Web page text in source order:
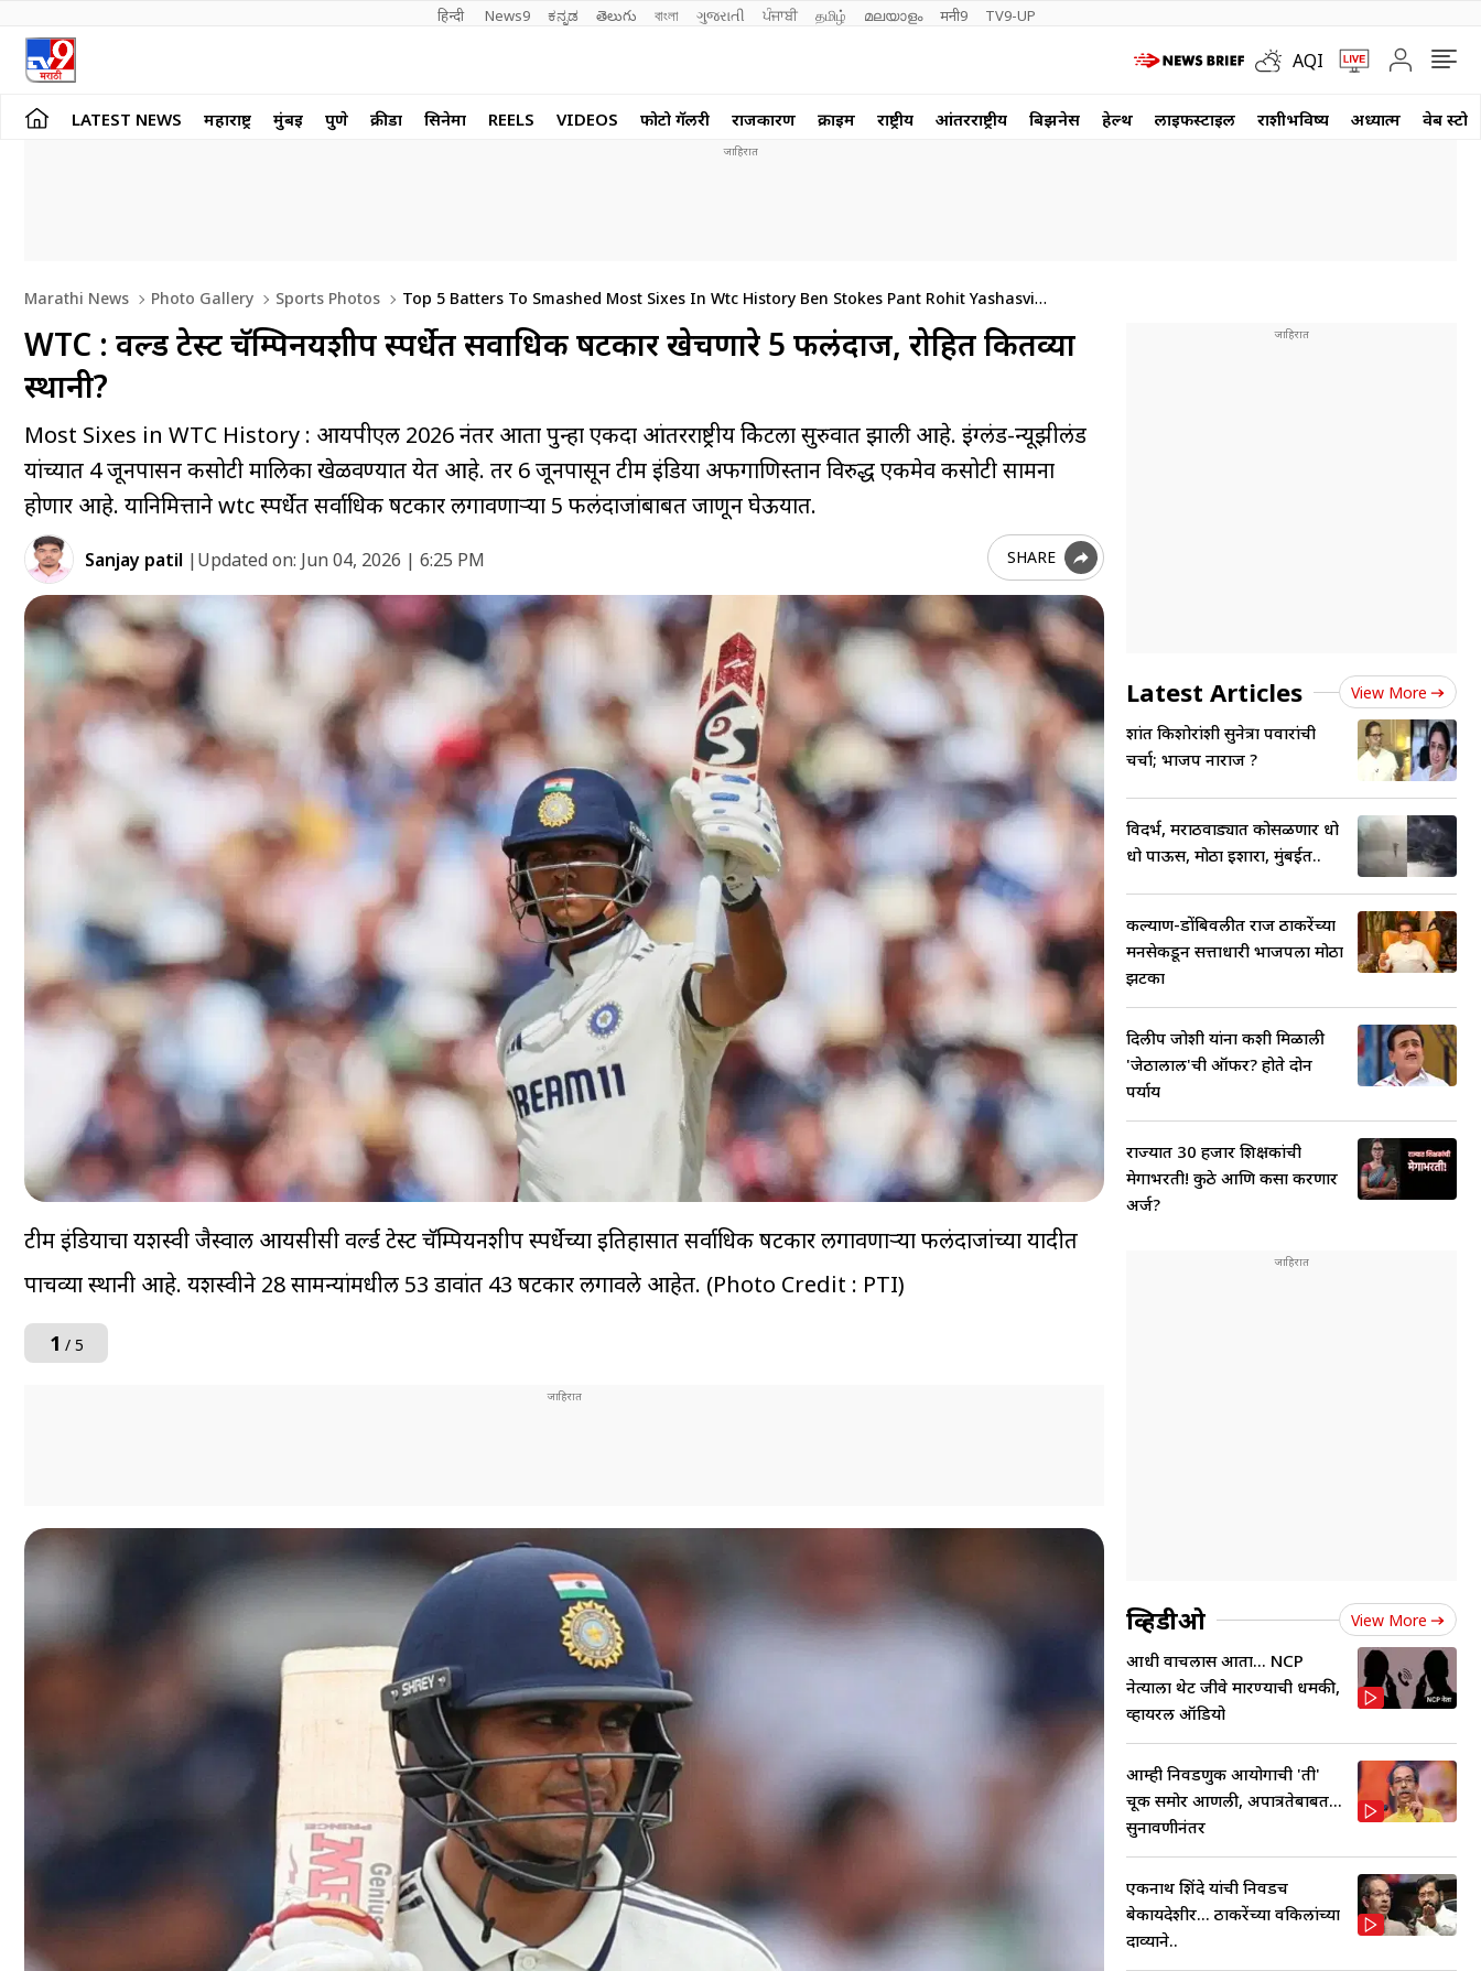
हिन्दी News9 ಕನ್ನಡ తెలుగు বাংলা ગુજરાતી ਪੰਜਾਬੀ தமிழ் മലയാളം मनी9 TV9-UP
AQI
LATEST NEWS महाराष्ट्र मुंबई पुणे क्रीडा सिनेमा REELS VIDEOS फोटो गॅलरी राजकारण क्राईम राष्ट्रीय आंतरराष्ट्रीय बिझनेस हेल्थ लाईफस्टाईल राशीभविष्य अध्यात्म वेब
Marathi News Photo Gallery Sports Photos
Top 5 Batters To Smashed Most Sixes In Wtc History Ben Stokes Pant Rohit Yashasvi
WTC : वर्ल्ड टेस्ट चॅम्पिनयशीप स्पर्धेत सर्वाधिक षटकार खेचणारे 5 फलंदाज, रोहित कितव्या
स्थानी?
Most Sixes in WTC History : आयपीएल 2026 नंतर आता पुन्हा एकदा आंतरराष्ट्रीय क्रिकेटला सुरुवात झाली आहे. इंग्लंड-न्यूझीलंड
यांच्यात 4 जूनपासन कसोटी मालिका खेळवण्यात येत आहे. तर 6 जूनपासून टीम इंडिया अफगाणिस्तान विरुद्ध एकमेव कसोटी सामना
होणार आहे. यानिमित्ताने wtc स्पर्धेत सर्वाधिक षटकार लगावणाऱ्या 5 फलंदाजांबाबत जाणून घेऊयात.
Sanjay patil |Updated on: Jun 04, 2026 | 6:25 PM SHARE
टीम इंडियाचा यशस्वी जैस्वाल आयसीसी वर्ल्ड टेस्ट चॅम्पियनशीप स्पर्धेच्या इतिहासात सर्वाधिक षटकार लगावणाऱ्या फलंदाजांच्या यादीत
पाचव्या स्थानी आहे. यशस्वीने 28 सामन्यांमधील 53 डावांत 43 षटकार लगावले आहेत. (Photo Credit : PTI)
1 / 5
Latest Articles View More
प्रशांत किशोरांशी सुनेत्रा पवारांची
चर्चा; भाजप नाराज ?
विदर्भ, मराठवाड्यात कोसळणार धो
धो पाऊस, मोठा इशारा, मुंबईत..
कल्याण-डोंबिवलीत राज ठाकरेंच्या
मनसेकडून सत्ताधारी भाजपला मोठा
झटका
दिलीप जोशी यांना कशी मिळाली
'जेठालाल'ची ऑफर? होते दोन
पर्याय
राज्यात 30 हजार शिक्षकांची
मेगाभरती! कुठे आणि कसा करणार
अर्ज?
व्हिडीओ View More
आधी वाचलास आता... NCP
नेत्याला थेट जीवे मारण्याची धमकी,
व्हायरल ऑडियो
आम्ही निवडणुक आयोगाची 'ती'
चूक समोर आणली, अपात्रतेबाबत...
सुनावणीनंतर
एकनाथ शिंदे यांची निवडच
बेकायदेशीर... ठाकरेंच्या वकिलांच्या
दाव्याने..